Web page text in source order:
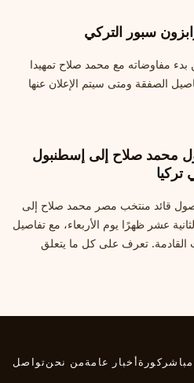
سبور التركي
مفاوضاته مع محمد صلاح تمهيدا
الصفقة ومتى سيتم الإعلان عنها
محمد صلاح إلى إسطنبول
تركيا
قائد منتخب مصر محمد صلاح إلى
عشر ظهرًا يوم الأربعاء، مع تفاصيل
القادمة. تعرف على كل ما يتعلق
مباشر كورةأخبار عامةمن نحنتواصل